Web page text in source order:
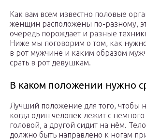
Как вам всем известно половые
женщин расположены по-разному,
очередь порождает и разные
Ниже мы поговорим о том, как
в рот мужчине и каким образом
срать в рот девушкам.
В каком положении нужно
Лучший положение для того, чтобы
когда один человек лежит с
головой, а другой сидит на нём.
должно быть направлено к ногам